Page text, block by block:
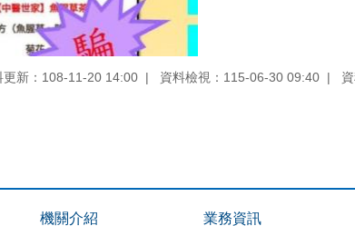
更新：108-11-20 14:00 資料檢視：115-06-30 09:40
機關介紹 業務資訊